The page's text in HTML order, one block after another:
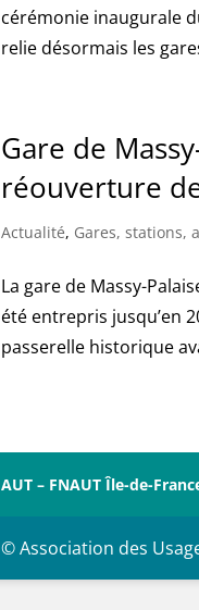
cérémonie inaugurale
relie désormais les
Gare de
réouverture
Actualité, Gares, stations,
La gare de Massy-
été entrepris jusqu’en
passerelle historique
AUT – FNAUT Île-de-
© Association des